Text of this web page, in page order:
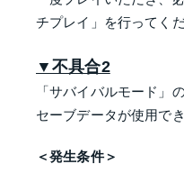
チプレイ」を行ってくだ
▼不具合2
「サバイバルモード」
セーブデータが使用で
＜発生条件＞